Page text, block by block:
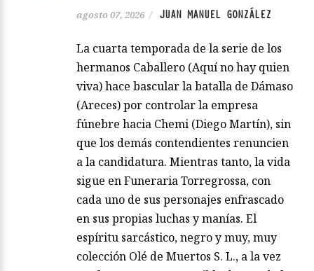
agosto 07, 2026 / JUAN MANUEL GONZÁLEZ
La cuarta temporada de la serie de los
hermanos Caballero (Aquí no hay quien
viva) hace bascular la batalla de Dámaso
(Areces) por controlar la empresa
fúnebre hacia Chemi (Diego Martín), sin
que los demás contendientes renuncien
a la candidatura. Mientras tanto, la vida
sigue en Funeraria Torregrossa, con
cada uno de sus personajes enfrascado
en sus propias luchas y manías. El
espíritu sarcástico, negro y muy, muy
colección Olé de Muertos S. L., a la vez